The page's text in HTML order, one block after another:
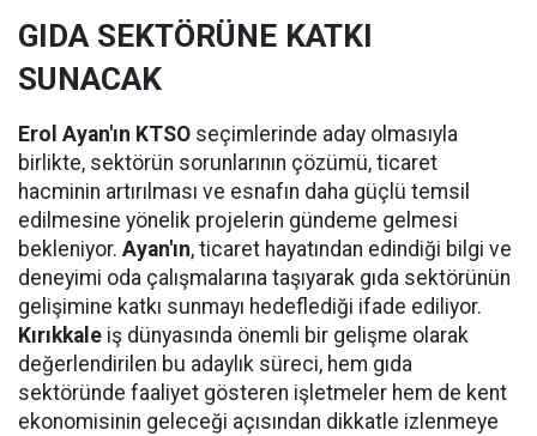
GIDA SEKTÖRÜNE KATKI
SUNACAK
Erol Ayan'ın KTSO seçimlerinde aday olmasıyla
birlikte, sektörün sorunlarının çözümü, ticaret
hacminin artırılması ve esnafın daha güçlü temsil
edilmesine yönelik projelerin gündeme gelmesi
bekleniyor. Ayan'ın, ticaret hayatından edindiği bilgi ve
deneyimi oda çalışmalarına taşıyarak gıda sektörünün
gelişimine katkı sunmayı hedeflediği ifade ediliyor.
Kırıkkale iş dünyasında önemli bir gelişme olarak
değerlendirilen bu adaylık süreci, hem gıda
sektöründe faaliyet gösteren işletmeler hem de kent
ekonomisinin geleceği açısından dikkatle izlenmeye